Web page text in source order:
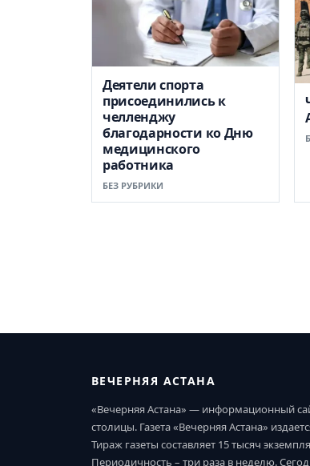
Деятели спорта
присоединились к
челленджу
благодарности ко Дню
медицинского
работника
БЕЗ РУБРИКИ
ВЕЧЕРНЯЯ АСТАНА
«Вечерняя Астана» — информационный
столицы. Газета «Вечерняя Астана»
Тираж газеты составляет 15 тысяч
Периодичность – три раза в неделю.